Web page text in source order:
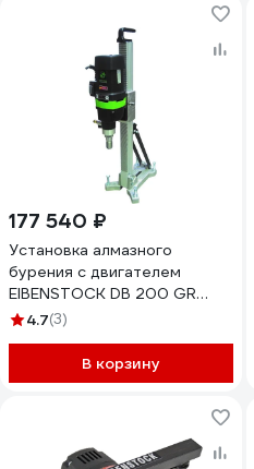
177 540 ₽
Установка алмазного
бурения с двигателем
EIBENSTOCK DB 200 GR
0B33EGR0
4.7(3)
В корзину